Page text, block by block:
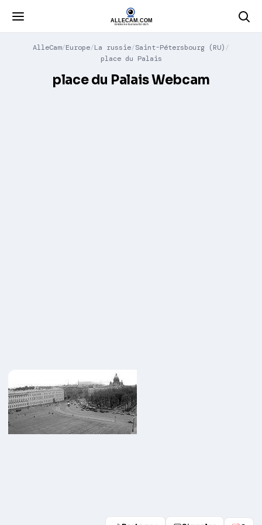
AlleCam Europe La russie Saint-Pétersbourg (RU)
place du Palais
place du Palais Webcam